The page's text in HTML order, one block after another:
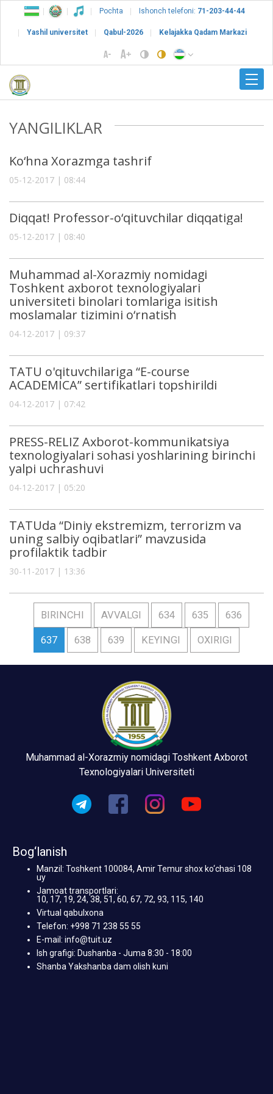
Pochta Ishonch telefoni: 71-203-44-44
Yashil universitet Qabul-2026 Kelajakka Qadam Markazi
YANGILIKLAR
Ko‘hna Xorazmga tashrif
05-12-2017 | 08:44
Diqqat! Professor-o‘qituvchilar diqqatiga!
05-12-2017 | 08:40
Muhammad al-Xorazmiy nomidagi
Toshkent axborot texnologiyalari
universiteti binolari tomlariga isitish
moslamalar tizimini o‘rnatish
04-12-2017 | 09:37
TATU o'qituvchilariga “Е-course
ACADEMICA” sertifikatlari topshirildi
04-12-2017 | 07:42
PRЕSS-RЕLIZ Axborot-kommunikatsiya
texnologiyalari sohasi yoshlarining birinchi
yalpi uchrashuvi
04-12-2017 | 05:20
TATUda “Diniy ekstremizm, terrorizm va
uning salbiy oqibatlari” mavzusida
profilaktik tadbir
30-11-2017 | 13:36
BIRINCHI AVVALGI 634 635 636
637 638 639 KEYINGI OXIRIGI
Muhammad al-Xorazmiy nomidagi Toshkent Axborot
Texnologiyalari Universiteti
Bog‘lanish
Manzil: Toshkent 100084, Amir Temur shox ko‘chasi 108
uy
Jamoat transportlari:
10, 17, 19, 24, 38, 51, 60, 67, 72, 93, 115, 140
Virtual qabulxona
Telefon: +998 71 238 55 55
E-mail: info@tuit.uz
Ish grafigi: Dushanba - Juma 8:30 - 18:00
Shanba Yakshanba dam olish kuni